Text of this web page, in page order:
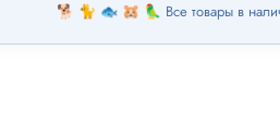
🐕 🐈 🐟 🐹 🦜 Все товары в